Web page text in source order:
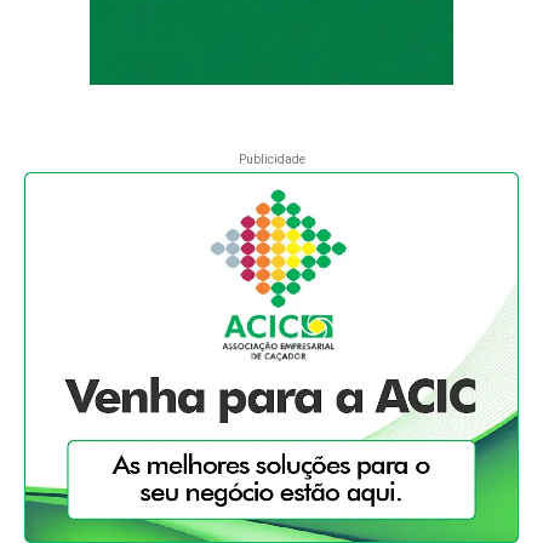
Publicidade